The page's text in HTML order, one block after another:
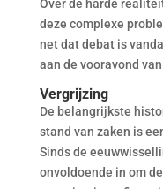
Over de harde
deze complexe
net dat debat is
aan de vooravond
Vergrijzing
De belangrijkste
stand van zaken is
Sinds de
onvoldoende in om